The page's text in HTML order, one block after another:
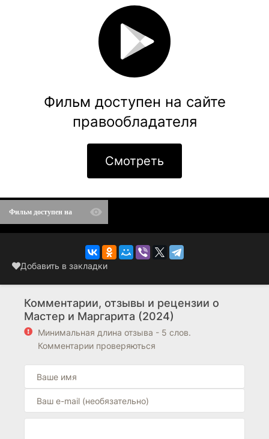
Фильм доступен на сайте
правообладателя
Смотреть
Фильм доступен на
Добавить в закладки
Комментарии, отзывы и рецензии о
Мастер и Маргарита (2024)
Минимальная длина отзыва - 5 слов.
Комментарии проверяються